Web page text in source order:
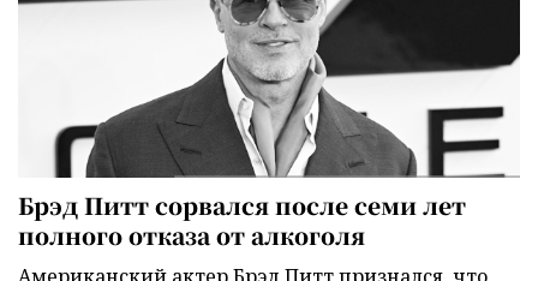
Брэд Питт сорвался после семи лет
полного отказа от алкоголя